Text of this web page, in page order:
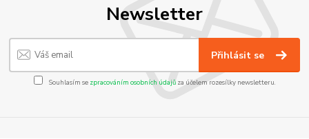
Newsletter
Přihlásit se
Souhlasím se zpracováním osobních údajůza účelem rozesílky newsletteru.